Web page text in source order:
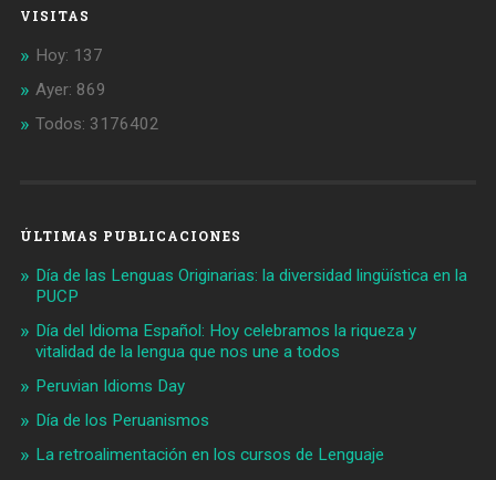
VISITAS
Hoy: 137
Ayer: 869
Todos: 3176402
ÚLTIMAS PUBLICACIONES
Día de las Lenguas Originarias: la diversidad lingüística en la
PUCP
Día del Idioma Español: Hoy celebramos la riqueza y
vitalidad de la lengua que nos une a todos
Peruvian Idioms Day
Día de los Peruanismos
La retroalimentación en los cursos de Lenguaje